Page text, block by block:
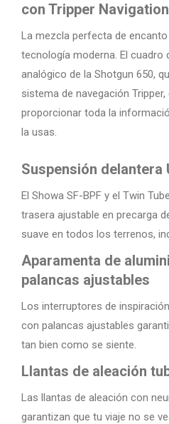
con Tripper Navigation
La mezcla perfecta de
tecnología moderna. El cuadro
analógico de la Shotgun 650,
sistema de navegación
proporcionar toda la
la usas.
Suspensión delantera
El Showa SF-BPF y el Twin
trasera ajustable en precarga
suave en todos los terrenos,
Aparamenta de
palancas ajustables
Los interruptores de
con palancas ajustables
tan bien como se siente.
Llantas de aleación
Las llantas de aleación con
garantizan que tu viaje no se